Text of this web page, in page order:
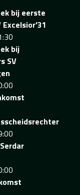
bij eerste
bij
SV